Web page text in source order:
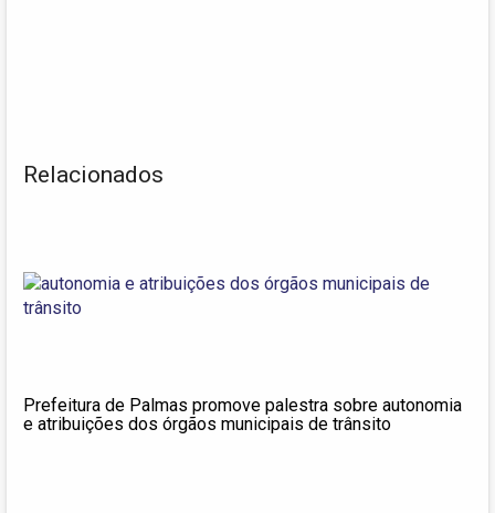
Relacionados
Prefeitura de Palmas promove palestra sobre autonomia
e atribuições dos órgãos municipais de trânsito